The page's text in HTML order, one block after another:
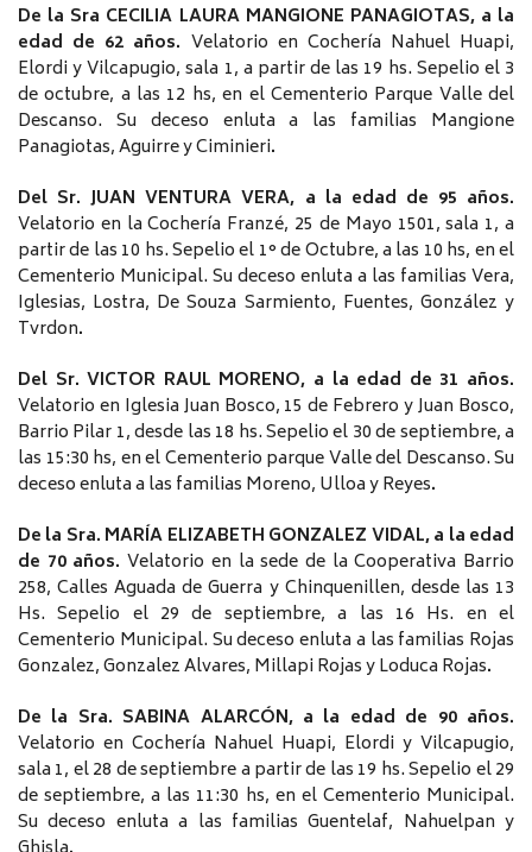
De la Sra CECILIA LAURA MANGIONE PANAGIOTAS, a la
edad de 62 años. Velatorio en Cochería Nahuel Huapi,
Elordi y Vilcapugio, sala 1, a partir de las 19 hs. Sepelio el 3
de octubre, a las 12 hs, en el Cementerio Parque Valle del
Descanso. Su deceso enluta a las familias Mangione
Panagiotas, Aguirre y Ciminieri.
Del Sr. JUAN VENTURA VERA, a la edad de 95 años.
Velatorio en la Cochería Franzé, 25 de Mayo 1501, sala 1, a
partir de las 10 hs. Sepelio el 1° de Octubre, a las 10 hs, en el
Cementerio Municipal. Su deceso enluta a las familias Vera,
Iglesias, Lostra, De Souza Sarmiento, Fuentes, González y
Tvrdon.
Del Sr. VICTOR RAUL MORENO, a la edad de 31 años.
Velatorio en Iglesia Juan Bosco, 15 de Febrero y Juan Bosco,
Barrio Pilar 1, desde las 18 hs. Sepelio el 30 de septiembre, a
las 15:30 hs, en el Cementerio parque Valle del Descanso. Su
deceso enluta a las familias Moreno, Ulloa y Reyes.
De la Sra. MARÍA ELIZABETH GONZALEZ VIDAL, a la edad
de 70 años.Velatorio en la sede de la Cooperativa Barrio
258, Calles Aguada de Guerra y Chinquenillen, desde las 13
Hs. Sepelio el 29 de septiembre, a las 16 Hs. en el
Cementerio Municipal. Su deceso enluta a las familias Rojas
Gonzalez, Gonzalez Alvares, Millapi Rojas y Loduca Rojas.
De la Sra. SABINA ALARCÓN, a la edad de 90 años.
Velatorio en Cochería Nahuel Huapi, Elordi y Vilcapugio,
sala 1, el 28 de septiembre a partir de las 19 hs. Sepelio el 29
de septiembre, a las 11:30 hs, en el Cementerio Municipal.
Su deceso enluta a las familias Guentelaf, Nahuelpan y